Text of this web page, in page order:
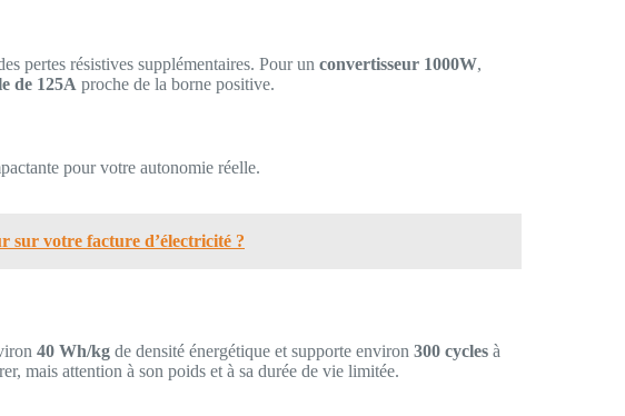
pertes résistives supplémentaires. Pour un convertisseur 1000W,
de 125A proche de la borne positive.
pour votre autonomie réelle.
sur votre facture d’électricité ?
40 Wh/kg de densité énergétique et supporte environ 300 cycles à
mais attention à son poids et à sa durée de vie limitée.